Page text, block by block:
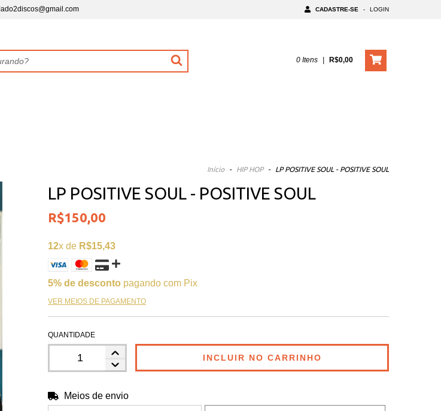
lado2discos@gmail.com CADASTRE-SE - LOGIN
0Itens | R$0,00
Início - HIP HOP - LP POSITIVE SOUL - POSITIVE SOUL
LP POSITIVE SOUL - POSITIVE SOUL
R$150,00
12x de R$15,43
5% de desconto pagando com Pix
VER MEIOS DE PAGAMENTO
QUANTIDADE
Entregas para o CEP:
Meios de envio